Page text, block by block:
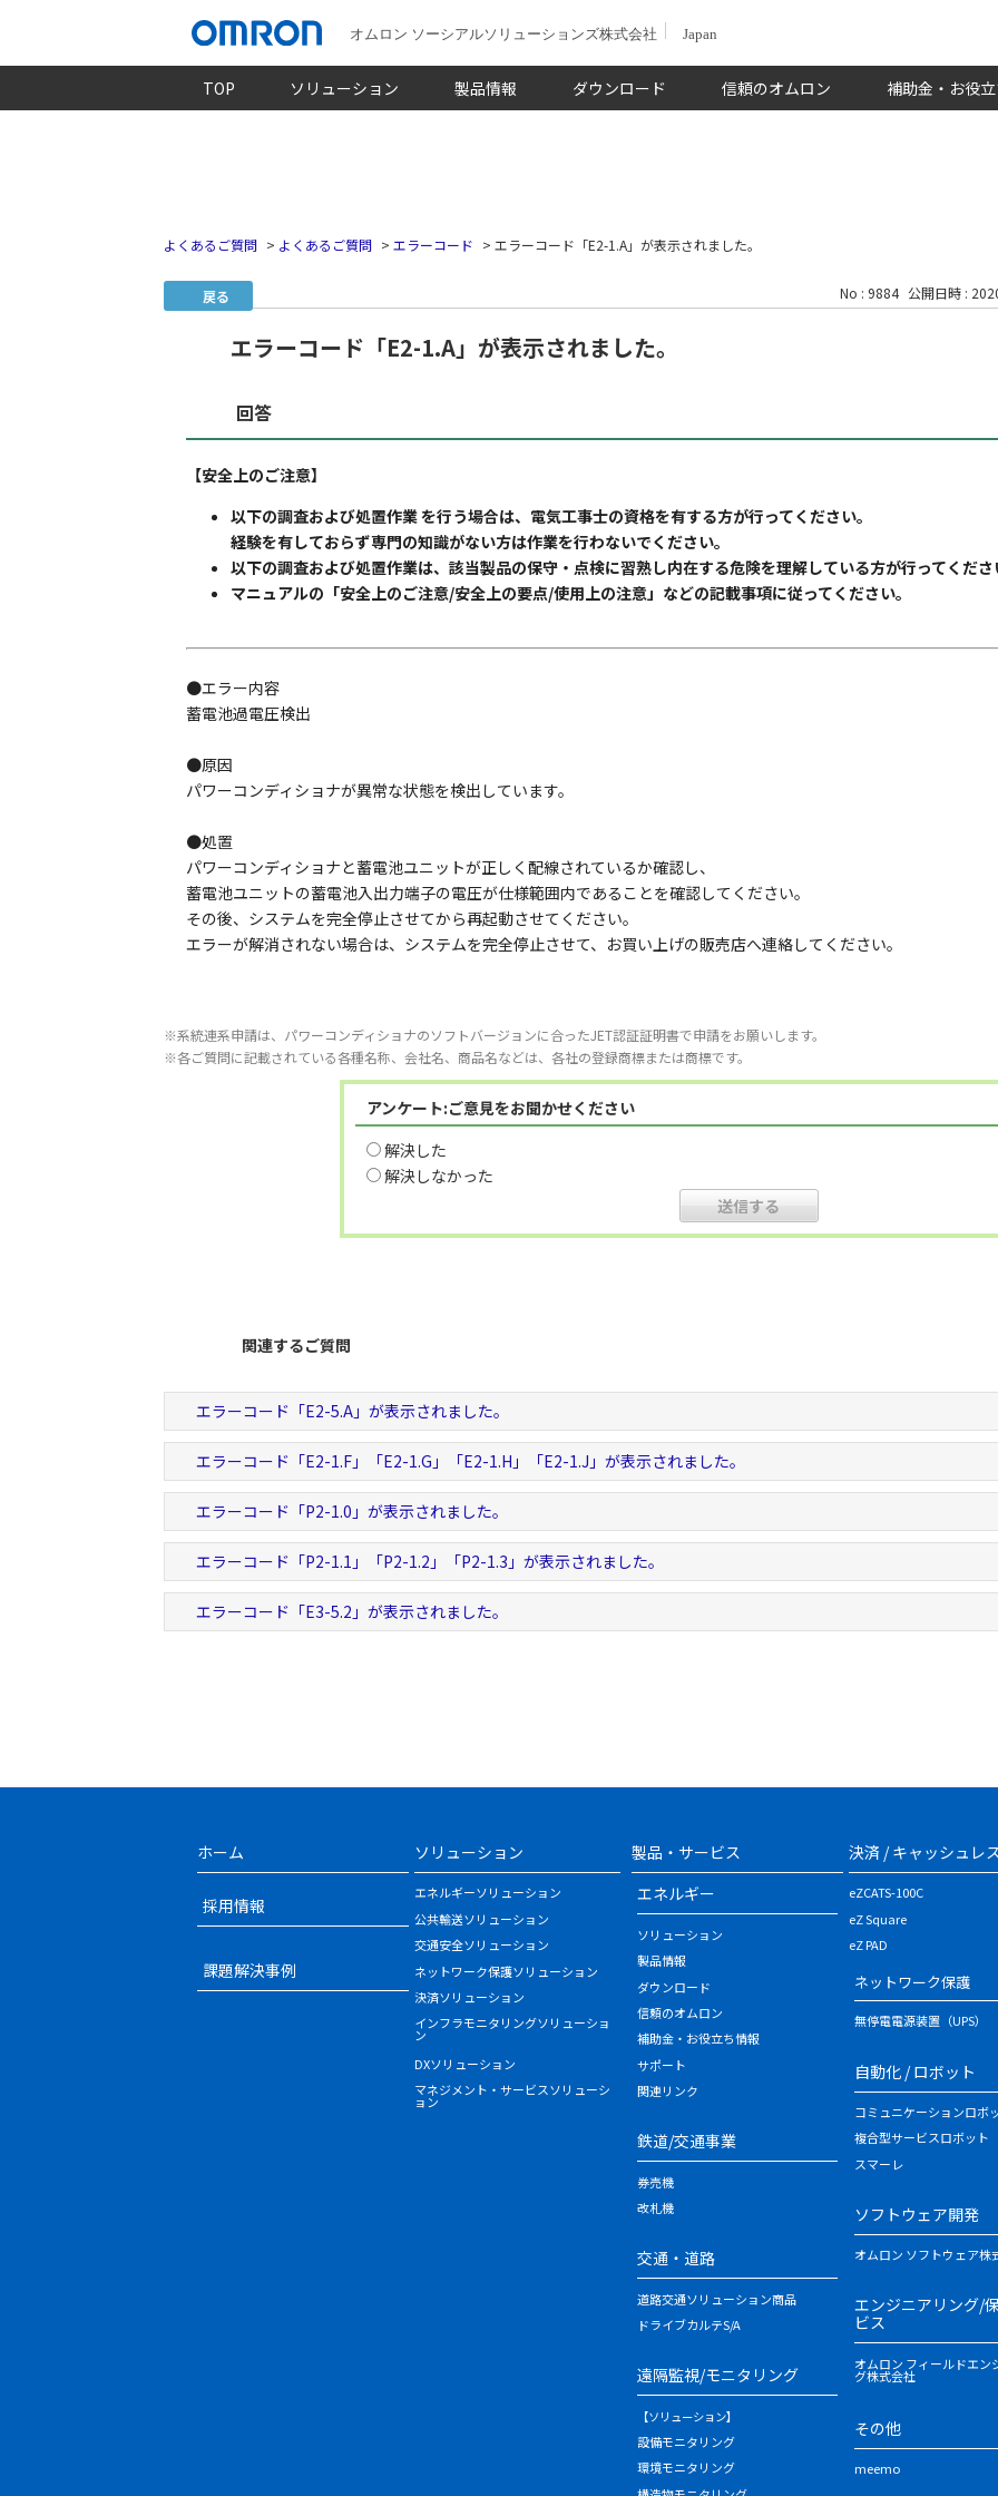
オムロン ソーシアルソリューションズ株式会社 Japan
TOP ソリューション 製品情報 ダウンロード 信頼のオムロン 補助金・お役
よくあるご質問 > よくあるご質問 > エラーコード > エラーコード「E2-1.A」が表示されました。
戻る No : 9884 公開日時 :
エラーコード「E2-1.A」が表示されました。
回答
【安全上のご注意】
以下の調査および処置作業 を行う場合は、電気工事士の資格を有する方が行ってください。
経験を有しておらず専門の知識がない方は作業を行わないでください。
以下の調査および処置作業は、該当製品の保守・点検に習熟し内在する危険を理解している方が行ってくださ
マニュアルの「安全上のご注意/安全上の要点/使用上の注意」などの記載事項に従ってください。
●エラー内容
蓄電池過電圧検出
●原因
パワーコンディショナが異常な状態を検出しています。
●処置
パワーコンディショナと蓄電池ユニットが正しく配線されているか確認し、
蓄電池ユニットの蓄電池入出力端子の電圧が仕様範囲内であることを確認してください。
その後、システムを完全停止させてから再起動させてください。
エラーが解消されない場合は、システムを完全停止させて、お買い上げの販売店へ連絡してください。
※系統連系申請は、パワーコンディショナのソフトバージョンに合ったJET認証証明書で申請をお願いします。
※各ご質問に記載されている各種名称、会社名、商品名などは、各社の登録商標または商標です。
アンケート:ご意見をお聞かせください
解決した
解決しなかった
関連するご質問
エラーコード「E2-5.A」が表示されました。
エラーコード「E2-1.F」「E2-1.G」「E2-1.H」「E2-1.J」が表示されました。
エラーコード「P2-1.0」が表示されました。
エラーコード「P2-1.1」「P2-1.2」「P2-1.3」が表示されました。
エラーコード「E3-5.2」が表示されました。
ホーム
採用情報
課題解決事例
ソリューション
エネルギーソリューション
公共輸送ソリューション
交通安全ソリューション
ネットワーク保護ソリューション
決済ソリューション
インフラモニタリングソリューショ
ン
DXソリューション
マネジメント・サービスソリューシ
ョン
製品・サービス
エネルギー
ソリューション
製品情報
ダウンロード
信頼のオムロン
補助金・お役立ち情報
サポート
関連リンク
鉄道/交通事業
券売機
改札機
交通・道路
道路交通ソリューション商品
ドライブカルテS/A
遠隔監視/モニタリング
【ソリューション】
設備モニタリング
環境モニタリング
決済 / キャッシュレ
eZCATS-100C
eZ Square
eZ PAD
ネットワーク保護
無停電電源装置（UPS）
自動化 / ロボット
コミュニケーションロボ
複合型サービスロボット
スマーレ
ソフトウェア開発
オムロン ソフトウェア株
エンジニアリング/
ビス
オムロン フィールドエン
グ株式会社
その他
meemo